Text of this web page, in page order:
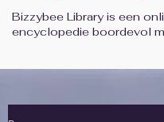
Bizzybee Library is een
encyclopedie boordevol